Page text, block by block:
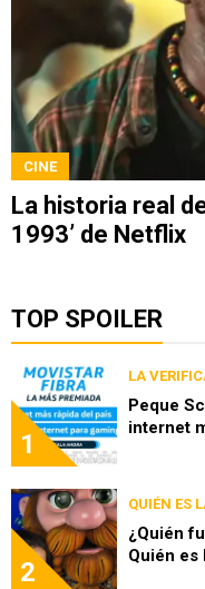
CINE
La historia real
1993’ de Netflix
TOP SPOILER
1
LA
Peque
internet
2
QUIÉN ES
¿Quién
Quién es